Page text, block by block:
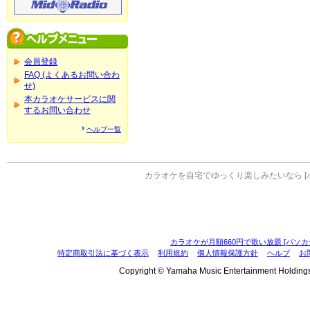
会員登録
FAQ (よくあるお問い合わ
せ)
本カラオケサービスに関
するお問い合わせ
ヘルプ一覧
カラオケを自宅でゆっくり楽しみたいなら [
カラオケが月額660円で歌い放題 [パソ
特定商取引法に基づく表示
利用規約 個人情報保護方針 ヘルプ お
Copyright © Yamaha Music Entertainment